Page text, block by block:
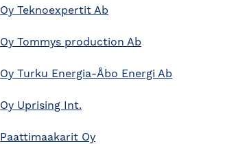
Oy Teknoexpertit Ab
Oy Tommys production Ab
Oy Turku Energia-Åbo Energi Ab
Oy Uprising Int.
Paattimaakarit Oy